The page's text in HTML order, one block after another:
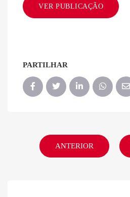
VER PUBLICAÇÃO
PARTILHAR
ANTERIOR